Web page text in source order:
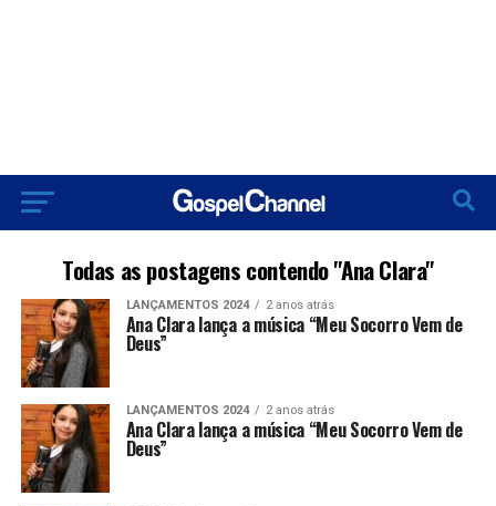
Todas as postagens contendo "Ana Clara"
LANÇAMENTOS 2024 2 anos atrás
Ana Clara lança a música “Meu Socorro Vem de
Deus”
LANÇAMENTOS 2024 2 anos atrás
Ana Clara lança a música “Meu Socorro Vem de
Deus”